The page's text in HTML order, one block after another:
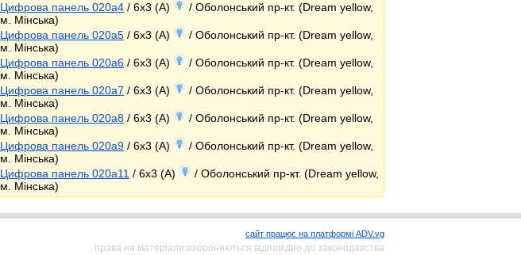
Цифрова панель 020a4 / 6x3 (A)
/ Оболонський пр-кт. (Dream yellow,
м. Мінська)
Цифрова панель 020a5 / 6x3 (A)
/ Оболонський пр-кт. (Dream yellow,
м. Мінська)
Цифрова панель 020a6 / 6x3 (A)
/ Оболонський пр-кт. (Dream yellow,
м. Мінська)
Цифрова панель 020a7 / 6x3 (A)
/ Оболонський пр-кт. (Dream yellow,
м. Мінська)
Цифрова панель 020a8 / 6x3 (A)
/ Оболонський пр-кт. (Dream yellow,
м. Мінська)
Цифрова панель 020a9 / 6x3 (A)
/ Оболонський пр-кт. (Dream yellow,
м. Мінська)
Цифрова панель 020a11 / 6x3 (A)
/ Оболонський пр-кт. (Dream yellow,
м. Мінська)
сайт працює на платформі ADV.vg
права на матеріали охороняються відповідно до законодавства